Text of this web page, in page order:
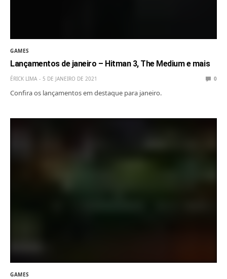
GAMES
Lançamentos de janeiro – Hitman 3, The Medium e mais
ÉRICK LIMA 5 DE JANEIRO DE 2021 0
Confira os lançamentos em destaque para janeiro.
GAMES